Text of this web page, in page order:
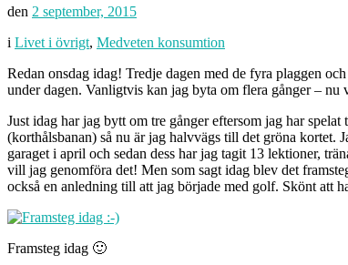
den 2 september, 2015
i Livet i övrigt, Medveten konsumtion
Redan onsdag idag! Tredje dagen med de fyra plaggen
under dagen. Vanligtvis kan jag byta om flera gånger –
Just idag har jag bytt om tre gånger eftersom jag har
(korthålsbanan) så nu är jag halvvägs till det gröna kortet.
garaget i april och sedan dess har jag tagit 13 lektioner,
vill jag genomföra det! Men som sagt idag blev det
också en anledning till att jag började med golf. Skönt att
Framsteg idag 🙂